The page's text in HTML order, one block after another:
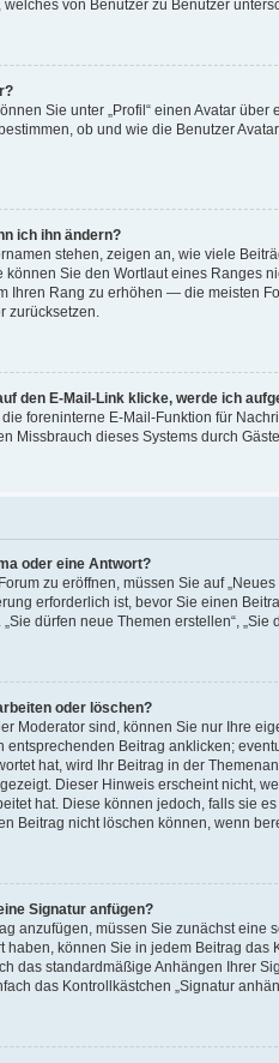
von Benutzer zu Benutzer
Sie unter „Profil“ einen Avatar
ob und wie die Benutzer
ich ihn ändern?
stehen, zeigen an, wie viele
Sie den Wortlaut eines Ranges
Ihren Rang zu erhöhen — die meisten
zurücksetzen.
den E-Mail-Link klicke, werde ich
foreninterne E-Mail-Funktion für
Missbrauch dieses Systems durch
oder eine Antwort?
zu eröffnen, müssen Sie auf
erforderlich ist, bevor Sie einen
dürfen neue Themen erstellen“,
oder löschen?
Moderator sind, können Sie nur Ihre
entsprechenden Beitrag anklicken;
hat, wird Ihr Beitrag in der
Dieser Hinweis erscheint nicht,
hat. Diese können jedoch, falls sie
Beitrag nicht löschen können, wenn
Signatur anfügen?
anzufügen, müssen Sie zunächst
haben, können Sie in jedem Beitrag
das standardmäßige Anhängen Ihrer
das Kontrollkästchen „Signatur